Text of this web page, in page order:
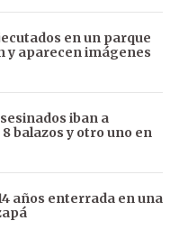
en un parque
y aparecen imágenes
iban a
balazos y otro uno en
años enterrada en una